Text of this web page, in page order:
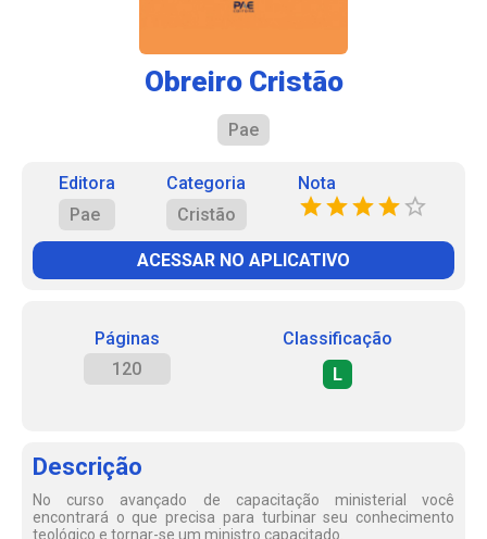
Obreiro Cristão
Pae
Editora
Pae
Categoria
Cristão
Nota
ACESSAR NO APLICATIVO
Páginas
120
Classificação
L
Descrição
No curso avançado de capacitação ministerial você
encontrará o que precisa para turbinar seu conhecimento
teológico e tornar-se um ministro capacitado.